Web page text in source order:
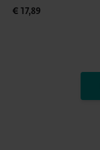
€ 17,89